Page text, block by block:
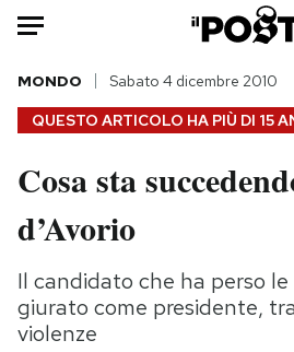
Auto
HOME
Italia
Politica
Tecnologia
Internet
Scienza
QUESTO ARTICOLO HA PIÙ DI 15
MONDO Sabato 4 dicembre 2010
Cosa sta
d’Avorio
Il candidato che ha perso le
giurato come presidente,
violenze